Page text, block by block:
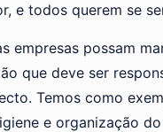
e todos querem se
empresas possam
que deve ser
Temos como
e organização